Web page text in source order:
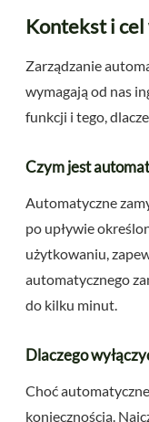
Kontekst i cel
Zarządzanie
wymagają od nas
funkcji i tego,
Czym jest
Automatyczne
po upływie
użytkowaniu,
automatycznego
do kilku minut.
Dlaczego
Choć
koniecznością.